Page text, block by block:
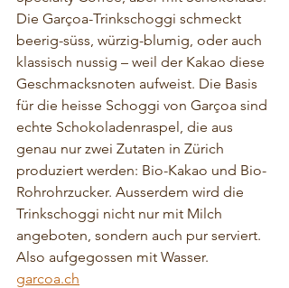
Die Garçoa-Trinkschoggi schmeckt
beerig-süss, würzig-blumig, oder auch
klassisch nussig – weil der Kakao diese
Geschmacksnoten aufweist. Die Basis
für die heisse Schoggi von Garçoa sind
echte Schokoladenraspel, die aus
genau nur zwei Zutaten in Zürich
produziert werden: Bio-Kakao und Bio-
Rohrohrzucker. Ausserdem wird die
Trinkschoggi nicht nur mit Milch
angeboten, sondern auch pur serviert.
Also aufgegossen mit Wasser.
garcoa.ch